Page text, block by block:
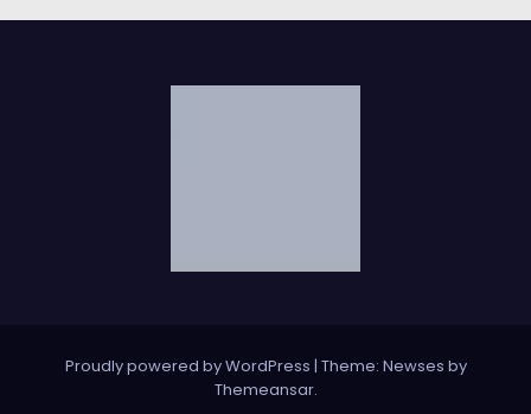
Proudly powered by WordPress | Theme: Newses by
Themeansar.